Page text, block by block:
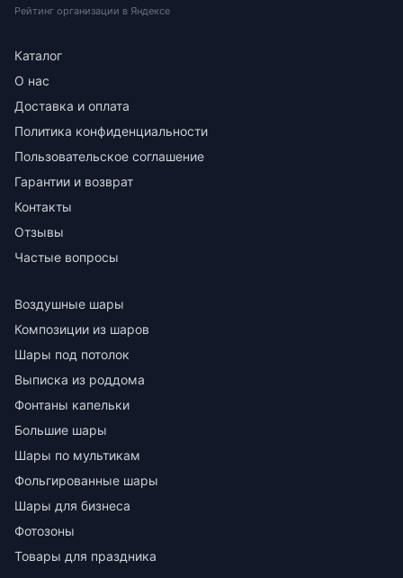
Рейтинг организации в Яндексе
Каталог
О нас
Доставка и оплата
Политика конфиденциальности
Пользовательское соглашение
Гарантии и возврат
Контакты
Отзывы
Частые вопросы
Воздушные шары
Композиции из шаров
Шары под потолок
Выписка из роддома
Фонтаны капельки
Большие шары
Шары по мультикам
Фольгированные шары
Шары для бизнеса
Фотозоны
Товары для праздника